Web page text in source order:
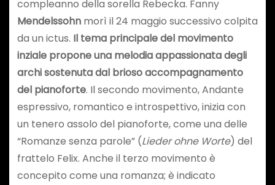
compleanno della sorella Rebecka. Fanny
Mendelssohn morì il 24 maggio successivo colpita
da un ictus. Il tema principale del movimento
inziale propone una melodia appassionata degli
archi sostenuta dal brioso accompagnamento
del pianoforte. Il secondo movimento, Andante
espressivo, romantico e introspettivo, inizia con
un tenero assolo del pianoforte, come una delle
“Romanze senza parole” (Lieder ohne Worte) del
frattelo Felix. Anche il terzo movimento è
concepito come una romanza; è indicato